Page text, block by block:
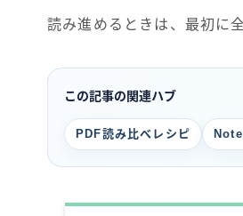
読み進めるときは、最初に
この記事の関連ハブ
PDF読み比べレシピ